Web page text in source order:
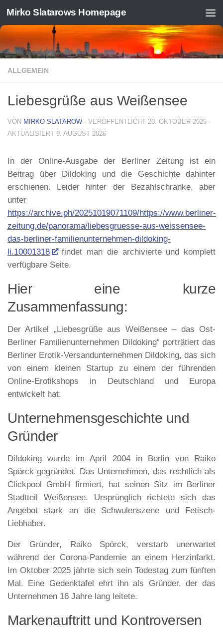
Zum Inhalt springen
Mirko Slatarows Homepage
ALLGEMEIN
Liebesgrüße aus Weißensee
VON MIRKO SLATAROW · VERÖFFENTLICHT 20. OKTOBER 2025 ·
AKTUALISIERT 8. AUGUST 2026
In der Online-Ausgabe der Berliner Zeitung ist ein
Beitrag über Dildoking und die Geschichte dahinter
erschienen. Leider hinter der Bezahlschranke, aber
unter
https://archive.ph/20251019071109/https://www.berliner-
zeitung.de/panorama/liebesgruesse-aus-weissensee-
das-berliner-familienunternehmen-dildoking-
li.10001318
findet man die archivierte und komplett
verfügbare Seite.
Hier eine kurze
Zusammenfassung:
Der Artikel „Liebesgrüße aus Weißensee – das Ost-
Berliner Familienunternehmen Dildoking“ porträtiert das
Berliner Erotik-Versandunternehmen Dildoking, das sich
von einem kleinen Startup zu einem der führenden
Online-Erotikshops in Deutschland und Europa
entwickelt hat.
Unternehmensgeschichte und
Gründer
Dildoking wurde im April 2004 in Berlin von Raiko
Spörck gegründet. Das Unternehmen, das rechtlich als
Clickpool GmbH firmiert, hat seinen Sitz im Berliner
Stadtteil Weißensee. Ursprünglich richtete sich das
Angebot stark an die Schwulenszene und Fetisch-
Liebhaber.
Der Gründer, Raiko Spörck, verstarb unerwartet
während der Corona-Pandemie an einem Herzinfarkt.
Im Oktober 2025 jährte sich sein Todestag zum fünften
Mal. Eine Gedenktafel ehrt ihn als Gründer, der das
Unternehmen 16 Jahre lang leitete.​
Markenauftritt und Kontroversen